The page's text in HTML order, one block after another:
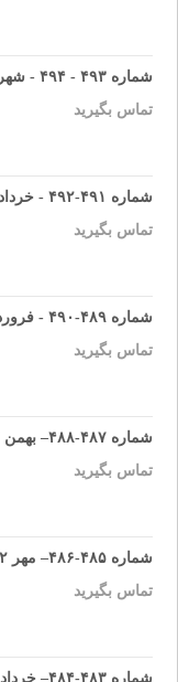
شماره ۴۹۳ - ۴۹۴ - شهریور و مهر ۱۴۰۳
تماس بگیرید
شماره ۴۹۱-۴۹۲ - خرداد و تیر ۱۴۰۳
تماس بگیرید
شماره ۴۸۹-۴۹۰ - فروردین ۱۴۰۳
تماس بگیرید
شماره ۴۸۷-۴۸۸– بهمن ۱۴۰۲
تماس بگیرید
شماره ۴۸۵-۴۸۶– مهر ۱۴۰۲
تماس بگیرید
شماره ۴۸۳-۴۸۴– خرداد ۱۴۰۲